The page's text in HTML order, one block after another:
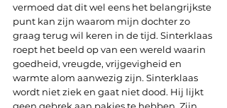
vermoed dat dit wel eens het belangrijkste
punt kan zijn waarom mijn dochter zo
graag terug wil keren in de tijd. Sinterklaas
roept het beeld op van een wereld waarin
goedheid, vreugde, vrijgevigheid en
warmte alom aanwezig zijn. Sinterklaas
wordt niet ziek en gaat niet dood. Hij lijkt